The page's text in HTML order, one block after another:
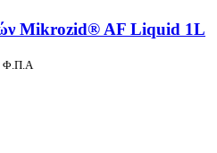
Mikrozid® AF Liquid 1L
Φ.Π.Α